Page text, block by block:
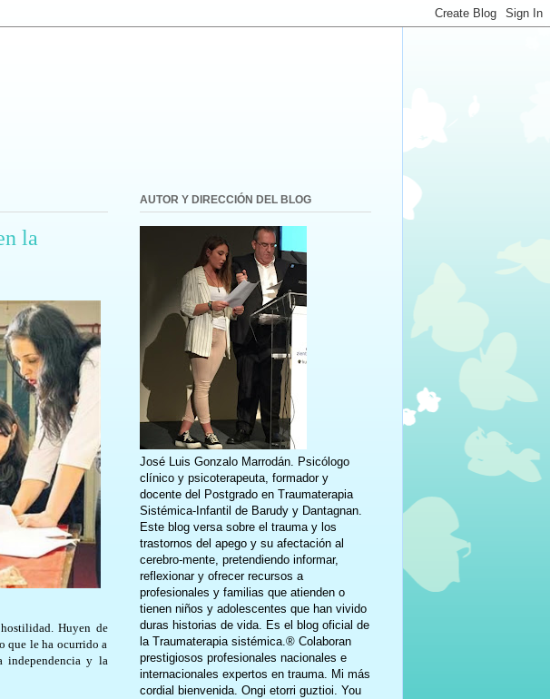
la
Huyen de
que le ha ocurrido a
independencia y la
AUTOR Y DIRECCIÓN DEL BLOG
José Luis Gonzalo Marrodán. Psicólogo
clínico y psicoterapeuta, formador y
docente del Postgrado en Traumaterapia
Sistémica-Infantil de Barudy y Dantagnan.
Este blog versa sobre el trauma y los
trastornos del apego y su afectación al
cerebro-mente, pretendiendo informar,
reflexionar y ofrecer recursos a
profesionales y familias que atienden o
tienen niños y adolescentes que han vivido
duras historias de vida. Es el blog oficial de
la Traumaterapia sistémica.® Colaboran
prestigiosos profesionales nacionales e
internacionales expertos en trauma. Mi más
cordial bienvenida. Ongi etorri guztioi. You